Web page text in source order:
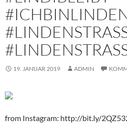
19. JANUAR 2019 ADMIN
from Instagram: http://bit.ly/